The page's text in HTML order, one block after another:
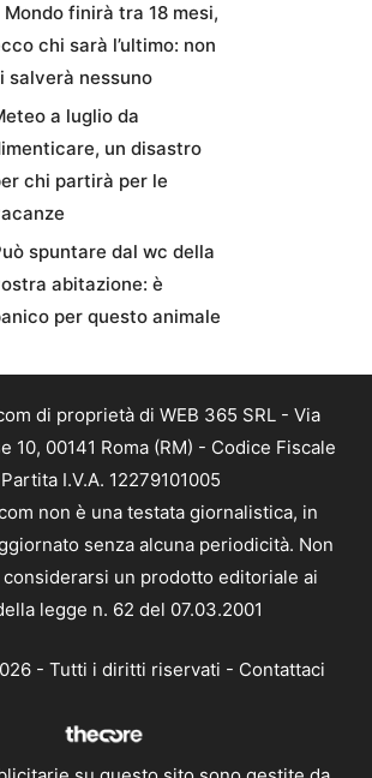
Mondo finirà tra 18 mesi,
chi sarà l’ultimo: non
salverà nessuno
a luglio da
un disastro
chi partirà per le
spuntare dal wc della
abitazione: è
per questo animale
di proprietà di WEB 365 SRL - Via
10, 00141 Roma (RM) - Codice Fiscale
I.V.A. 12279101005
non è una testata giornalistica, in
senza alcuna periodicità. Non
un prodotto editoriale ai
legge n. 62 del 07.03.2001
- Tutti i diritti riservati - Contattaci